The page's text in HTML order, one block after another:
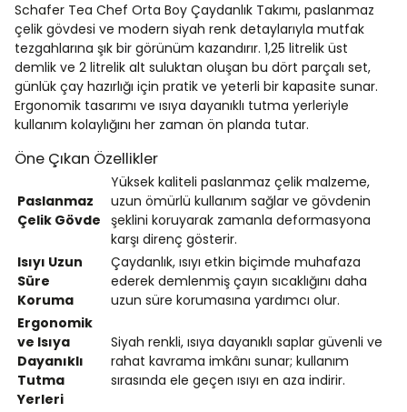
Schafer Tea Chef Orta Boy Çaydanlık Takımı, paslanmaz
çelik gövdesi ve modern siyah renk detaylarıyla mutfak
tezgahlarına şık bir görünüm kazandırır. 1,25 litrelik üst
demlik ve 2 litrelik alt suluktan oluşan bu dört parçalı set,
günlük çay hazırlığı için pratik ve yeterli bir kapasite sunar.
Ergonomik tasarımı ve ısıya dayanıklı tutma yerleriyle
kullanım kolaylığını her zaman ön planda tutar.
Öne Çıkan Özellikler
Paslanmaz
Çelik Gövde
Yüksek kaliteli paslanmaz çelik malzeme,
uzun ömürlü kullanım sağlar ve gövdenin
şeklini koruyarak zamanla deformasyona
karşı direnç gösterir.
Isıyı Uzun
Süre
Koruma
Çaydanlık, ısıyı etkin biçimde muhafaza
ederek demlenmiş çayın sıcaklığını daha
uzun süre korumasına yardımcı olur.
Ergonomik
ve Isıya
Dayanıklı
Tutma
Yerleri
Siyah renkli, ısıya dayanıklı saplar güvenli ve
rahat kavrama imkânı sunar; kullanım
sırasında ele geçen ısıyı en aza indirir.